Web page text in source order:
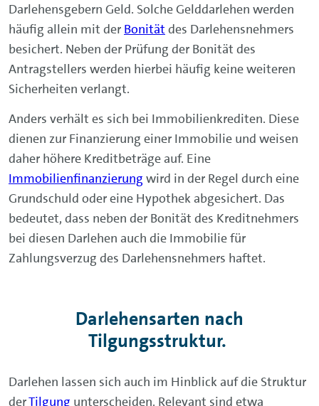
Darlehensgebern Geld. Solche Gelddarlehen werden
häufig allein mit der Bonität des Darlehensnehmers
besichert. Neben der Prüfung der Bonität des
Antragstellers werden hierbei häufig keine weiteren
Sicherheiten verlangt.
Anders verhält es sich bei Immobilienkrediten. Diese
dienen zur Finanzierung einer Immobilie und weisen
daher höhere Kreditbeträge auf. Eine
Immobilienfinanzierung wird in der Regel durch eine
Grundschuld oder eine Hypothek abgesichert. Das
bedeutet, dass neben der Bonität des Kreditnehmers
bei diesen Darlehen auch die Immobilie für
Zahlungsverzug des Darlehensnehmers haftet.
Darlehensarten nach
Tilgungsstruktur.
Darlehen lassen sich auch im Hinblick auf die Struktur
derTilgung unterscheiden. Relevant sind etwa